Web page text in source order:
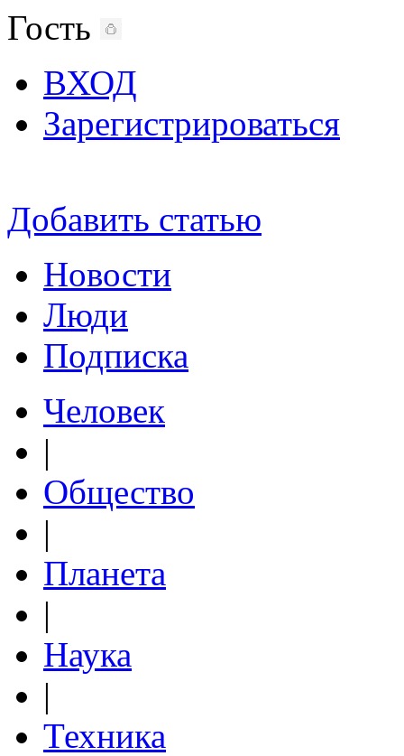
Гость
ВХОД
Зарегистрироваться
Добавить статью
Новости
Люди
Подписка
Человек
|
Общество
|
Планета
|
Наука
|
Техника